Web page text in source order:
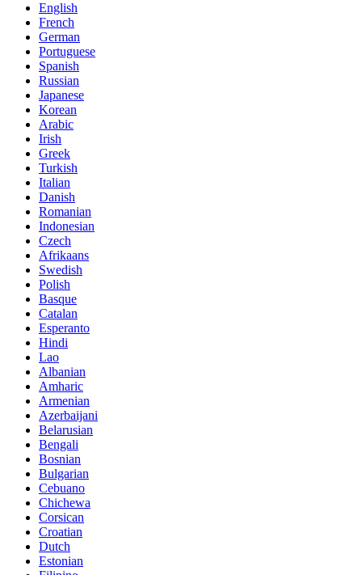
English
French
German
Portuguese
Spanish
Russian
Japanese
Korean
Arabic
Irish
Greek
Turkish
Italian
Danish
Romanian
Indonesian
Czech
Afrikaans
Swedish
Polish
Basque
Catalan
Esperanto
Hindi
Lao
Albanian
Amharic
Armenian
Azerbaijani
Belarusian
Bengali
Bosnian
Bulgarian
Cebuano
Chichewa
Corsican
Croatian
Dutch
Estonian